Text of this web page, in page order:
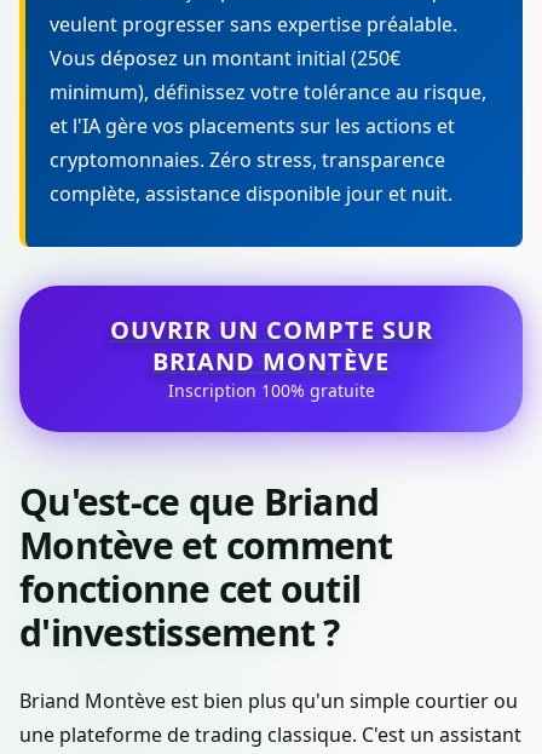
veulent progresser sans expertise préalable.
Vous déposez un montant initial (250€
minimum), définissez votre tolérance au risque,
et l'IA gère vos placements sur les actions et
cryptomonnaies. Zéro stress, transparence
complète, assistance disponible jour et nuit.
OUVRIR UN COMPTE SUR
BRIAND MONTÈVE
Inscription 100% gratuite
Qu'est-ce que Briand
Montève et comment
fonctionne cet outil
d'investissement ?
Briand Montève est bien plus qu'un simple courtier ou
une plateforme de trading classique. C'est un assistant